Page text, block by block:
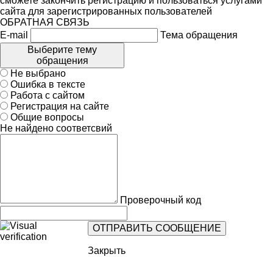
сайта для зарегистрированных пользователей
ОБРАТНАЯ СВЯЗЬ
E-mail
Тема обращения
Выберите тему
обращения
Не выбрано
Ошибка в тексте
Работа с сайтом
Регистрация на сайте
Общие вопросы
Не найдено соответсвий
Проверочный код
Закрыть